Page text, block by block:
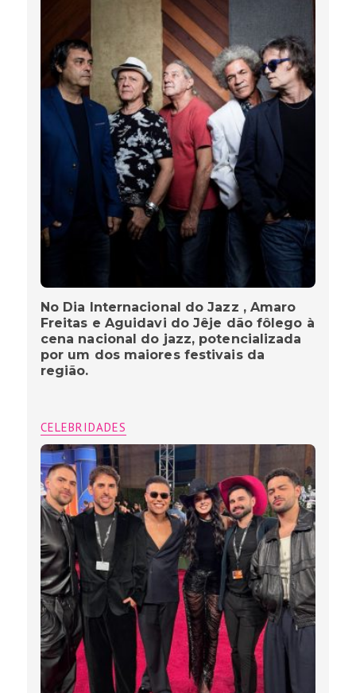
No Dia Internacional do Jazz , Amaro
Freitas e Aguidavi do Jêje dão fôlego à
cena nacional do jazz, potencializada
por um dos maiores festivais da
região.
CELEBRIDADES